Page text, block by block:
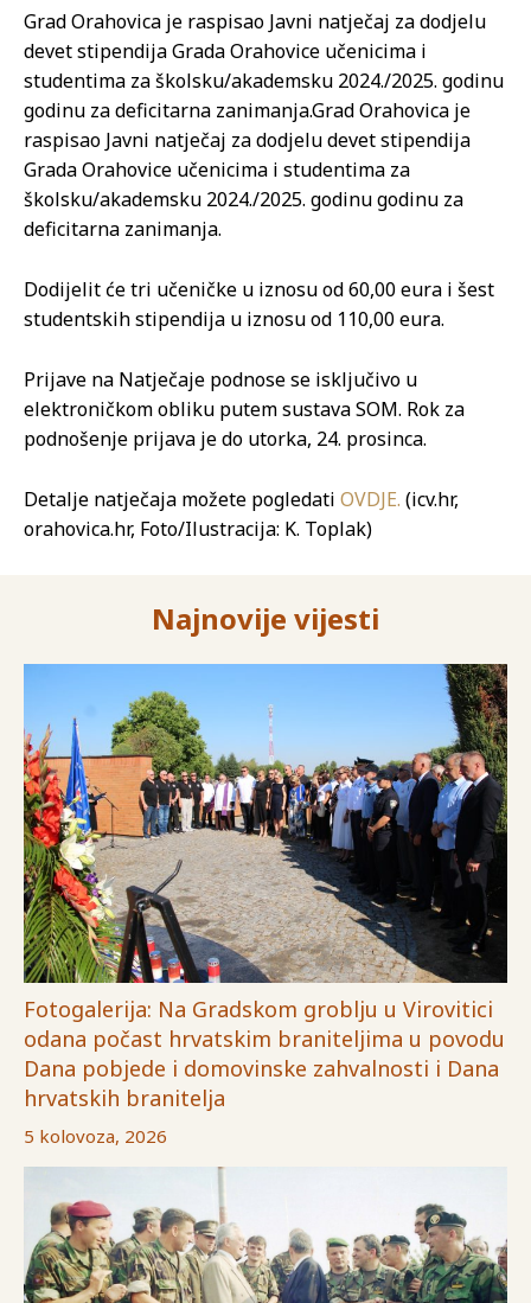
Grad Orahovica je raspisao Javni natječaj za dodjelu
devet stipendija Grada Orahovice učenicima i
studentima za školsku/akademsku 2024./2025. godinu
godinu za deficitarna zanimanja.Grad Orahovica je
raspisao Javni natječaj za dodjelu devet stipendija
Grada Orahovice učenicima i studentima za
školsku/akademsku 2024./2025. godinu godinu za
deficitarna zanimanja.
Dodijelit će tri učeničke u iznosu od 60,00 eura i šest
studentskih stipendija u iznosu od 110,00 eura.
Prijave na Natječaje podnose se isključivo u
elektroničkom obliku putem sustava SOM. Rok za
podnošenje prijava je do utorka, 24. prosinca.
Detalje natječaja možete pogledati OVDJE. (icv.hr,
orahovica.hr, Foto/Ilustracija: K. Toplak)
Najnovije vijesti
Fotogalerija: Na Gradskom groblju u Virovitici
odana počast hrvatskim braniteljima u povodu
Dana pobjede i domovinske zahvalnosti i Dana
hrvatskih branitelja
5 kolovoza, 2026